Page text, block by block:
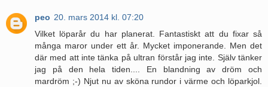
peo 20. mars 2014 kl. 07:20
Vilket löparår du har planerat. Fantastiskt att du fixar så
många maror under ett år. Mycket imponerande. Men det
där med att inte tänka på ultran förstår jag inte. Själv tänker
jag på den hela tiden.... En blandning av dröm och
mardröm ;-) Njut nu av sköna rundor i värme och löparkjol.